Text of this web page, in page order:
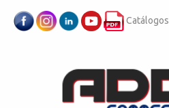
Catálogos